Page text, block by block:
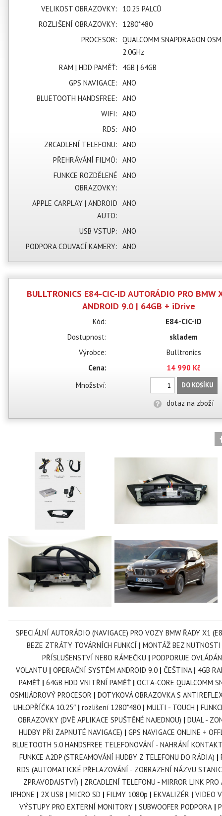
VELIKOST OBRAZOVKY:
10.25 PALCŮ
ROZLIŠENÍ OBRAZOVKY:
1280*480
PROCESOR: QUALCOMM SNAPDRAGON
2.0GHz
RAM | HDD PAMĚŤ:
4GB | 64GB
GPS NAVIGACE: ANO
BLUETOOTH HANDSFREE: ANO
WIFI: ANO
RDS: ANO
ZRCADLENÍ TELEFONU: ANO
PŘEHRÁVÁNÍ FILMŮ: ANO
FUNKCE ROZDĚLENÉ
OBRAZOVKY:
ANO
APPLE CARPLAY | ANDROID
AUTO:
ANO
USB VSTUP: ANO
PODPORA COUVACÍ KAMERY: ANO
BULLTRONICS E84-CIC-ID AUTORÁDIO PRO BMW
ANDROID 9.0 | 64GB + iDrive
Kód:
E84-CIC-ID
Dostupnost:
skladem
Výrobce:
Bulltronics
Cena:
14 990 Kč
Množství:
DO KOŠÍKU
dotaz na zboží
SPECIÁLNÍ AUTORÁDIO (NAVIGACE) PRO VOZY BMW ŘADY X1
BEZE ZTRÁTY TOVÁRNÍCH FUNKCÍ | MONTÁŽ BEZ
PŘÍSLUŠENSTVÍ NEBO RÁMEČKU | PODPORUJE
VOLANTU | OPERAČNÍ SYSTÉM ANDROID 9.0 | ČEŠTINA | 4GB
PAMĚŤ| 64GB HDD VNITŘNÍ PAMĚŤ | OCTA-CORE QUALCOMM
OSMIJÁDROVÝ PROCESOR | DOTYKOVÁ OBRAZOVKA S
UHLOPŘÍČKA 10.25″ | rozlišení 1280*480| MULTI - TOUCH |
OBRAZOVKY (DVĚ APLIKACE SPUŠTĚNÉ NAJEDNOU) | DUAL -
HUDBY PŘI ZAPNUTÉ NAVIGACE) | GPS NAVIGACE ONLINE +
BLUETOOTH 5.0 HANDSFREE TELEFONOVÁNÍ - NAHRÁNÍ
FUNKCE A2DP (STREAMOVÁNÍ HUDBY Z TELEFONU DO RÁDIA) |
RDS (AUTOMATICKÉ PŘELAZOVÁNÍ - ZOBRAZENÍ NÁZVU
ZPRAVODAJSTVÍ) | ZRCADLENÍ TELEFONU - MIRROR LINK PRO
IPHONE | 2X USB | MICRO SD | FILMY 1080p | EKVALIZÉR | VIDEO
VÝSTUPY PRO EXTERNÍ MONITORY | SUBWOOFER PODPORA|